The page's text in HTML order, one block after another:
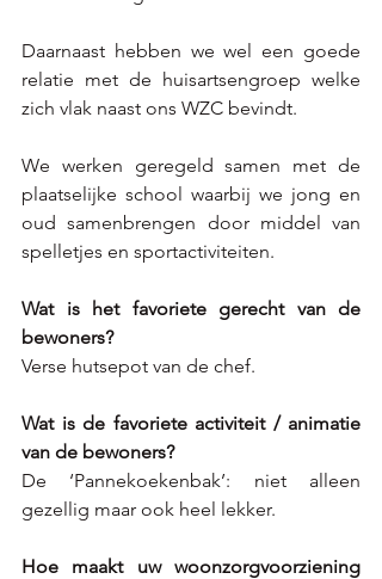
Daarnaast hebben we wel een goede
relatie met de huisartsengroep welke
zich vlak naast ons WZC bevindt.
We werken geregeld samen met de
plaatselijke school waarbij we jong en
oud samenbrengen door middel van
spelletjes en sportactiviteiten.
Wat is het favoriete gerecht van de
bewoners?
Verse hutsepot van de chef.
Wat is de favoriete activiteit / animatie
van de bewoners?
De ‘Pannekoekenbak’: niet alleen
gezellig maar ook heel lekker.
Hoe maakt uw woonzorgvoorziening